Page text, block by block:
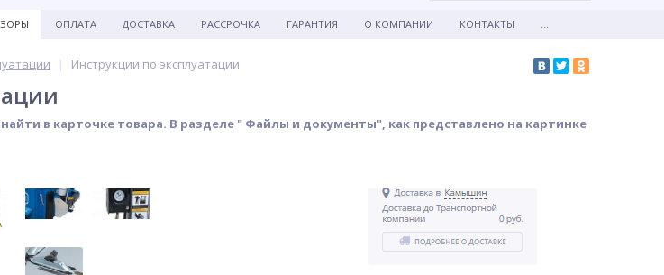
ОПЛАТА ДОСТАВКА РАССРОЧКА ГАРАНТИЯ О КОМПАНИИ КОНТАКТЫ ...
Инструкции по эксплуатации
в карточке товара. В разделе " Файлы и документы", как представлено на картинке